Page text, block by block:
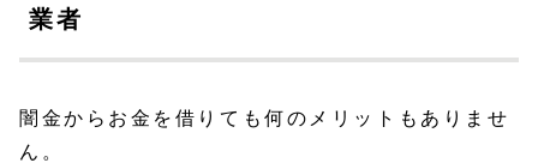
業者
闇金からお金を借りても何のメリットもありませ
ん。